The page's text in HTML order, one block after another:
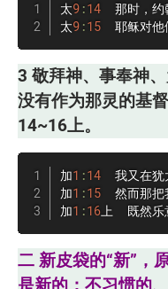
太9 :14
那时，约
太9 :15
耶稣对他
3 敬拜神、事奉神
没有作为那灵的基
14~16上。
加1 :14
我又在犹
加1 :15
然而那把
加1 :16上  既然乐
二 新皮袋的“新”，